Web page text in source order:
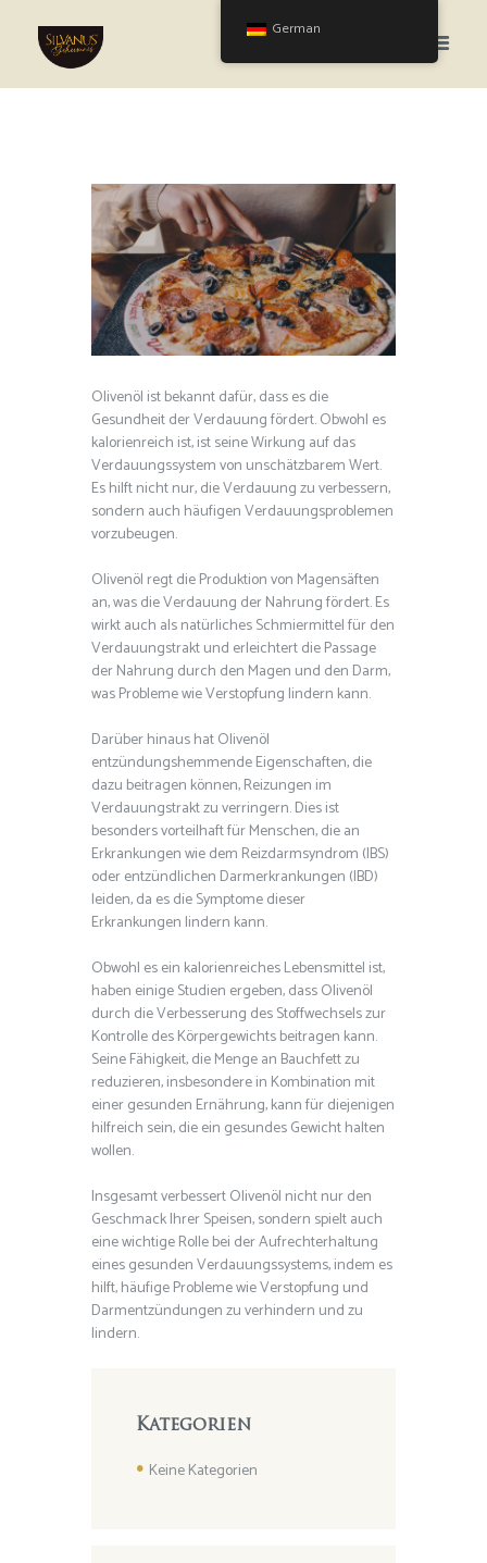
Olivenöl ist bekannt dafür, dass es die
Gesundheit der Verdauung fördert. Obwohl es
kalorienreich ist, ist seine Wirkung auf das
Verdauungssystem von unschätzbarem Wert.
Es hilft nicht nur, die Verdauung zu verbessern,
sondern auch häufigen Verdauungsproblemen
vorzubeugen.
Olivenöl regt die Produktion von Magensäften
an, was die Verdauung der Nahrung fördert. Es
wirkt auch als natürliches Schmiermittel für den
Verdauungstrakt und erleichtert die Passage
der Nahrung durch den Magen und den Darm,
was Probleme wie Verstopfung lindern kann.
Darüber hinaus hat Olivenöl
entzündungshemmende Eigenschaften, die
dazu beitragen können, Reizungen im
Verdauungstrakt zu verringern. Dies ist
besonders vorteilhaft für Menschen, die an
Erkrankungen wie dem Reizdarmsyndrom (IBS)
oder entzündlichen Darmerkrankungen (IBD)
leiden, da es die Symptome dieser
Erkrankungen lindern kann.
Obwohl es ein kalorienreiches Lebensmittel ist,
haben einige Studien ergeben, dass Olivenöl
durch die Verbesserung des Stoffwechsels zur
Kontrolle des Körpergewichts beitragen kann.
Seine Fähigkeit, die Menge an Bauchfett zu
reduzieren, insbesondere in Kombination mit
einer gesunden Ernährung, kann für diejenigen
hilfreich sein, die ein gesundes Gewicht halten
wollen.
Insgesamt verbessert Olivenöl nicht nur den
Geschmack Ihrer Speisen, sondern spielt auch
eine wichtige Rolle bei der Aufrechterhaltung
eines gesunden Verdauungssystems, indem es
hilft, häufige Probleme wie Verstopfung und
Darmentzündungen zu verhindern und zu
lindern.
Kategorien
Keine Kategorien
German